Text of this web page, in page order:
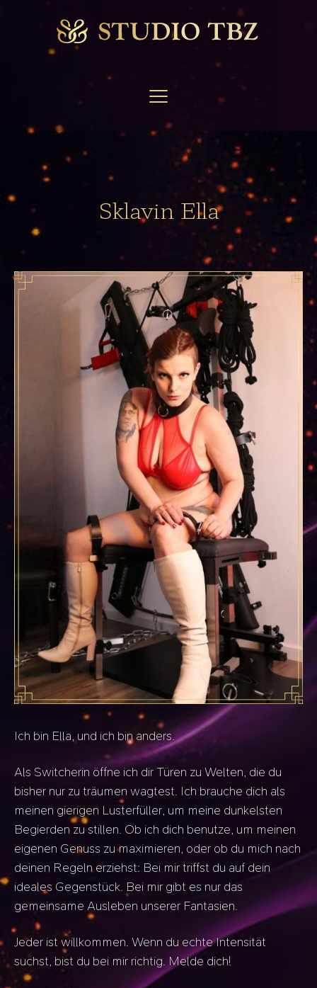
Sklavin Ella
Ich bin Ella, und ich bin anders.
Als Switcherin öffne ich dir Türen zu Welten, die du
bisher nur zu träumen wagtest. Ich brauche dich als
meinen gierigen Lusterfüller, um meine dunkelsten
Begierden zu stillen. Ob ich dich benutze, um meinen
eigenen Genuss zu maximieren, oder ob du mich nach
deinen Regeln erziehst: Bei mir triffst du auf dein
ideales Gegenstück. Bei mir gibt es nur das
gemeinsame Ausleben unserer Fantasien.
​Jeder ist willkommen. Wenn du echte Intensität
suchst, bist du bei mir richtig. Melde dich!